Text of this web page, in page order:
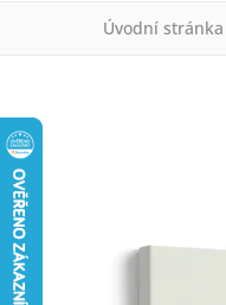
Úvodní stránka